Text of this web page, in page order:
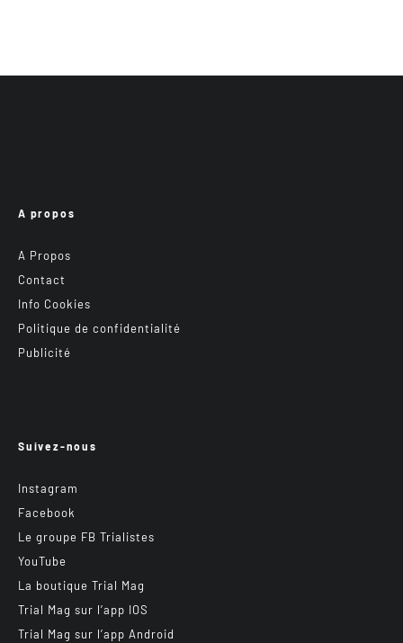
A propos
A Propos
Contact
Info Cookies
Politique de confidentialité
Publicité
Suivez-nous
Instagram
Facebook
Le groupe FB Trialistes
YouTube
La boutique Trial Mag
Trial Mag sur l’app IOS
Trial Mag sur l’app Android